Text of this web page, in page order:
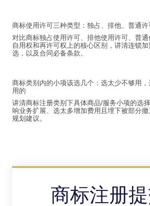
商标使用许可三种类型：独占、排他、普通
对比商标独占使用许可、排他使用许可、普
自用权和再许可权上的核心区别，讲清连锁
选，以及合同必备条款。
商标类别内的小项该选几个：选太少不够用
用的
讲清商标注册类别下具体商品/服务小项的选
响业务扩展、选太多增加费用且埋下被部分
规划建议。
商标注册